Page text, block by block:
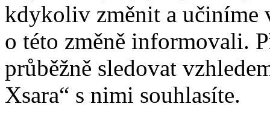
kdykoliv změnit a učiníme
o této změně informovali.
průběžně sledovat
Xsara“ s nimi souhlasíte.